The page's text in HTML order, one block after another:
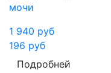
мочи
1 940 руб
196 руб
Подробней